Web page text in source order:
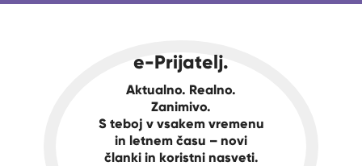
e-Prijatelj.
Aktualno. Realno.
Zanimivo.
S teboj v vsakem vremenu
in letnem času – novi
članki in koristni nasveti.